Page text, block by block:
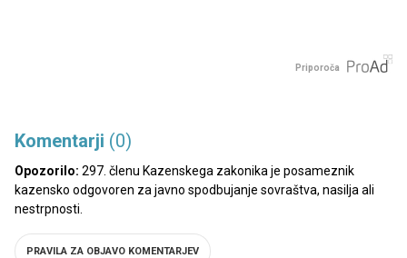
Priporoča
Komentarji (0)
Opozorilo: 297. členu Kazenskega zakonika je posameznik
kazensko odgovoren za javno spodbujanje sovraštva, nasilja ali
nestrpnosti.
PRAVILA ZA OBJAVO KOMENTARJEV